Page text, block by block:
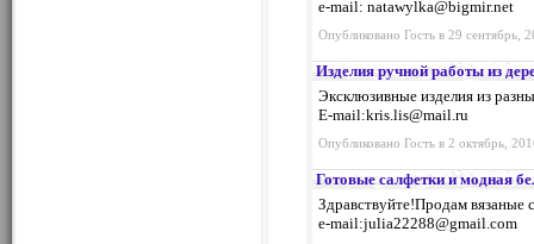
е-mail: natawylka@bigmir.net
Опубликовано Гость в 29 сентябрь,
Изделия ручной работы из
Эксклюзивные изделия из
E-mail:kris.lis@mail.ru
Опубликовано Гость в 2 октябрь,
Готовые салфетки и модная
Здравствуйте!Продам
е-mail:julia22288@gmail.com